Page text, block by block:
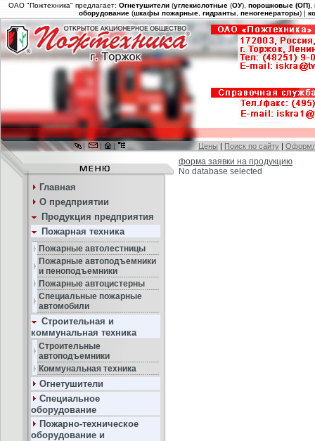
ОАО "Пожтехника" предлагает:Огнетушители (углекислотные (ОУ),порошковые (ОП)
оборудование (шкафы пожарные гидранты пеногенераторы) |
| | | Цены | Поиск по сайту |
Главная
О предприятии
Продукция предприятия
Пожарная техника
Пожарные автолестницы
Пожарные автоподъемники
и пеноподъемники
Пожарные автоцистерны
Специальные пожарные
автомобили
Строительная и
коммунальная техника
Строительные
автоподъемники
Коммунальная техника
Огнетушители
Специальное
оборудование
Пожарно-техническое
оборудование и
форма заявки на продукцию
No database selected